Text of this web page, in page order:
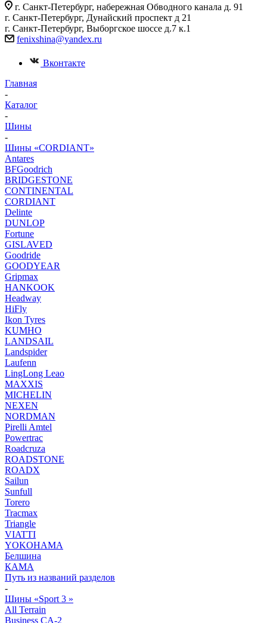
г. Санкт-Петербург, набережная Обводного канала д. 91
г. Санкт-Петербург, Дунайский проспект д 21
г. Санкт-Петербург, Выборгское шоссе д.7 к.1
fenixshina@yandex.ru
Вконтакте
Главная
-
Каталог
-
Шины
-
Шины «CORDIANT»
Antares
BFGoodrich
BRIDGESTONE
CONTINENTAL
CORDIANT
Delinte
DUNLOP
Fortune
GISLAVED
Goodride
GOODYEAR
Gripmax
HANKOOK
Headway
HiFly
Ikon Tyres
KUMHO
LANDSAIL
Landspider
Laufenn
LingLong Leao
MAXXIS
MICHELIN
NEXEN
NORDMAN
Pirelli Amtel
Powertrac
Roadcruza
ROADSTONE
ROADX
Sailun
Sunfull
Torero
Tracmax
Triangle
VIATTI
YOKOHAMA
Белшина
КАМА
Путь из названий разделов
-
Шины «Sport 3 »
All Terrain
Business CA-2